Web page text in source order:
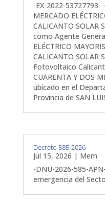
-EX-2022-53727793-
MERCADO
CALICANTO SOLAR
como Agente
ELÉCTRICO
CALICANTO SOLAR
Fotovoltaico
CUARENTA Y DOS
ubicado en el
Provincia de SAN
Decreto 585-2026
Jul 15, 2026 | Mem
-DNU-2026-585-
emergencia del